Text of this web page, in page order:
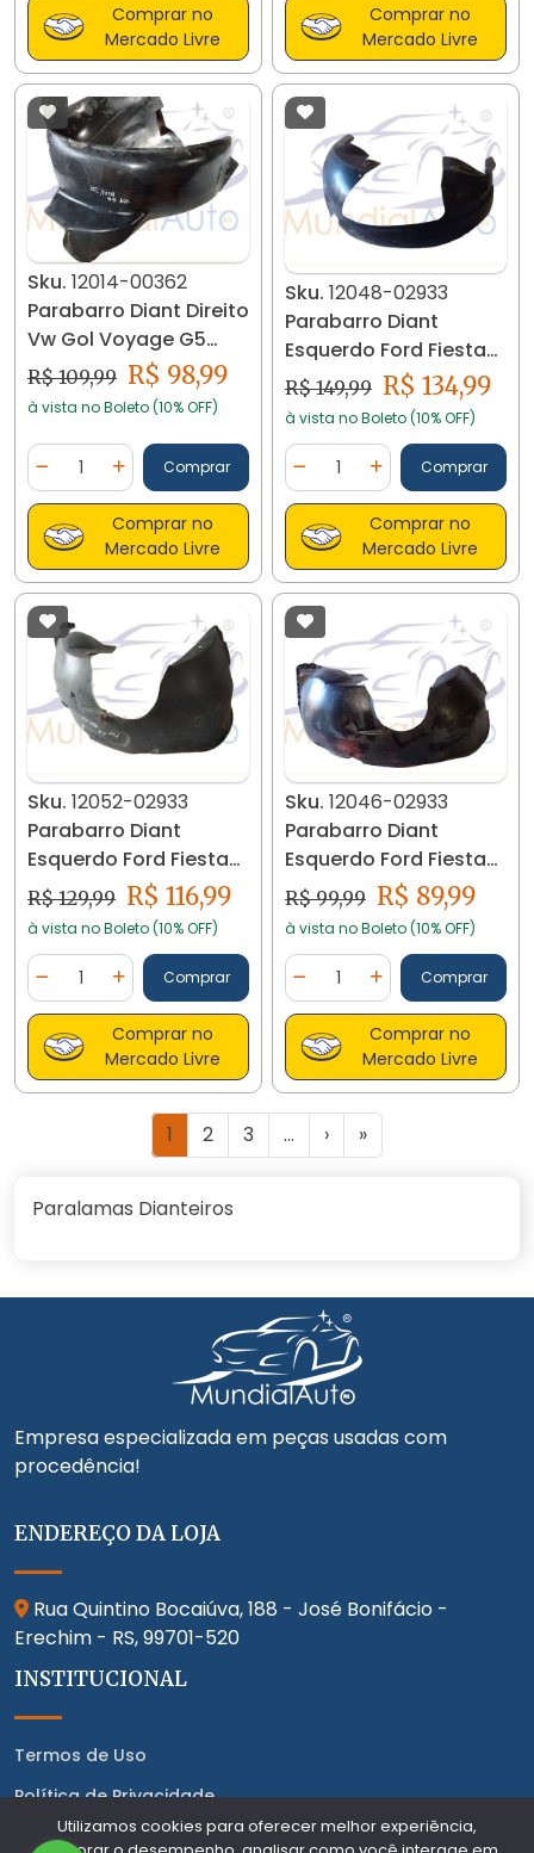
Comprar no
Mercado Livre
Comprar no
Mercado Livre
Sku. 12014-00362
Parabarro Diant Direito
Vw Gol Voyage G5
5u0809962 12014
R$ 109,99 R$ 98,99
à vista no Boleto (10% OFF)
Diminuir Quantidade
Quantidade
Adicionar Quantidade
Comprar
Comprar no
Mercado Livre
Sku. 12048-02933
Parabarro Diant
Esquerdo Ford Fiesta
03/14 2s6516115ag
12048
R$ 149,99 R$ 134,99
à vista no Boleto (10% OFF)
Diminuir Quantidade
Quantidade
AdicionarComprar
Comprar no
Mercado Livre
Sku. 12052-02933
Parabarro Diant
Esquerdo Ford Fiesta
95/..03 1s6516115 12052
R$ 129,99 R$ 116,99
à vista no Boleto (10% OFF)
Diminuir Quantidade
Quantidade
Adicionar Quantidade
Comprar
Comprar no
Mercado Livre
Sku. 12046-02933
Parabarro Diant
Esquerdo Ford Fiesta
96fg16115 12046
R$ 99,99 R$ 89,99
à vista no Boleto (10% OFF)
Diminuir Quantidade
Quantidade
AdicionarComprar
Comprar no
Mercado Livre
1 2 3 ... › »
Paralamas Dianteiros
Empresa especializada em peças usadas com
procedência!
ENDEREÇO DA LOJA
Rua Quintino Bocaiúva, 188 - José Bonifácio -
Erechim - RS,99701-520
INSTITUCIONAL
Termos de Uso
Política de Privacidade
CONTATO
Utilizamos cookies para oferecer melhor experiência,